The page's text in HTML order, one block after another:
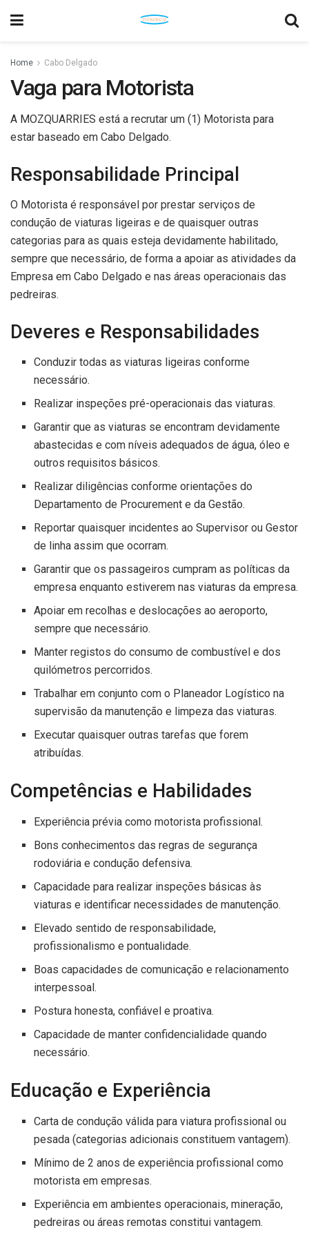
Home Cabo Delgado
Vaga para Motorista
A MOZQUARRIES está a recrutar um (1) Motorista para
estar baseado em Cabo Delgado.
Responsabilidade Principal
O Motorista é responsável por prestar serviços de
condução de viaturas ligeiras e de quaisquer outras
categorias para as quais esteja devidamente habilitado,
sempre que necessário, de forma a apoiar as atividades da
Empresa em Cabo Delgado e nas áreas operacionais das
pedreiras.
Deveres e Responsabilidades
Conduzir todas as viaturas ligeiras conforme
necessário.
Realizar inspeções pré-operacionais das viaturas.
Garantir que as viaturas se encontram devidamente
abastecidas e com níveis adequados de água, óleo e
outros requisitos básicos.
Realizar diligências conforme orientações do
Departamento de Procurement e da Gestão.
Reportar quaisquer incidentes ao Supervisor ou Gestor
de linha assim que ocorram.
Garantir que os passageiros cumpram as políticas da
empresa enquanto estiverem nas viaturas da empresa.
Apoiar em recolhas e deslocações ao aeroporto,
sempre que necessário.
Manter registos do consumo de combustível e dos
quilómetros percorridos.
Trabalhar em conjunto com o Planeador Logístico na
supervisão da manutenção e limpeza das viaturas.
Executar quaisquer outras tarefas que forem
atribuídas.
Competências e Habilidades
Experiência prévia como motorista profissional.
Bons conhecimentos das regras de segurança
rodoviária e condução defensiva.
Capacidade para realizar inspeções básicas às
viaturas e identificar necessidades de manutenção.
Elevado sentido de responsabilidade,
profissionalismo e pontualidade.
Boas capacidades de comunicação e relacionamento
interpessoal.
Postura honesta, confiável e proativa.
Capacidade de manter confidencialidade quando
necessário.
Educação e Experiência
Carta de condução válida para viatura profissional ou
pesada (categorias adicionais constituem vantagem).
Mínimo de 2 anos de experiência profissional como
motorista em empresas.
Experiência em ambientes operacionais, mineração,
pedreiras ou áreas remotas constitui vantagem.